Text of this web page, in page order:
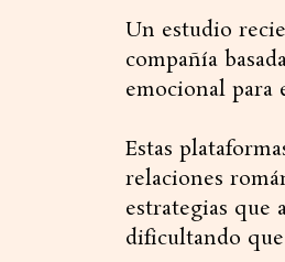
Un estudio
compañía
emocional para
Estas
relaciones
estrategias que
dificultando